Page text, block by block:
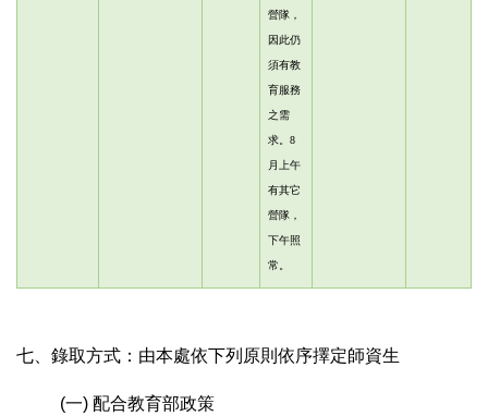
營隊，
因此仍
須有教
育服務
之需
求。8
月上午
有其它
營隊，
下午照
常。
七、錄取方式：由本處依下列原則依序擇定師資生
(一) 配合教育部政策